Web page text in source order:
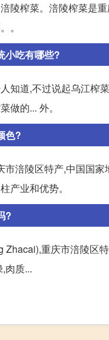
陵榨菜。涪陵榨菜是
。
小吃有哪些?
知道,不过说起乌江榨
做的... 外。
色?
市涪陵区特产,中国国
产业和优势。
?
Zhacai),重庆市涪陵区
肉质...